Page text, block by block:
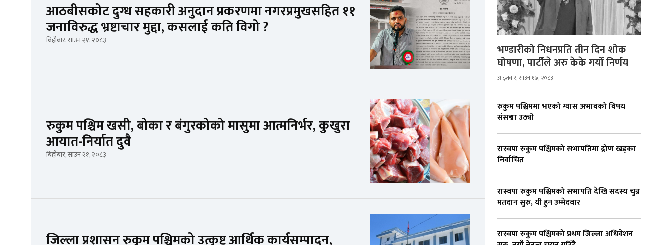
आठबीसकोट दुग्ध सहकारी अनुदान प्रकरणमा नगरप्रमुखसहित ११
जनाविरुद्ध भ्रष्टाचार मुद्दा, कसलाई कति विगो ?
बिहीबार, साउन २१, २०८३
रुकुम पश्चिम खसी, बोका र बंगुरकोको मासुमा आत्मनिर्भर, कुखुरा
आयात-निर्यात दुवै
बिहीबार, साउन २१, २०८३
जिल्ला प्रशासन रुकुम पश्चिमको उत्कृष्ट आर्थिक कार्यसम्पादन,
भण्डारीको निधनप्रति तीन दिन शोक
घोषणा, पार्टीले अरु केके गर्यो निर्णय
आइतबार, साउन १७, २०८३
रुकुम पश्चिममा भएको ग्यास अभावको विषय
संसद्मा उठ्यो
रास्वपा रुकुम पश्चिमको सभापतिमा द्रोण खड्का
निर्वाचित
रास्वपा रुकुम पश्चिमको सभापति देखि सदस्य चुन्न
मतदान सुरु, यी हुन उम्मेदवार
रास्वपा रुकुम पश्चिमको प्रथम जिल्ला अधिवेशन